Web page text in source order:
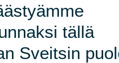
tällä
Sveitsin